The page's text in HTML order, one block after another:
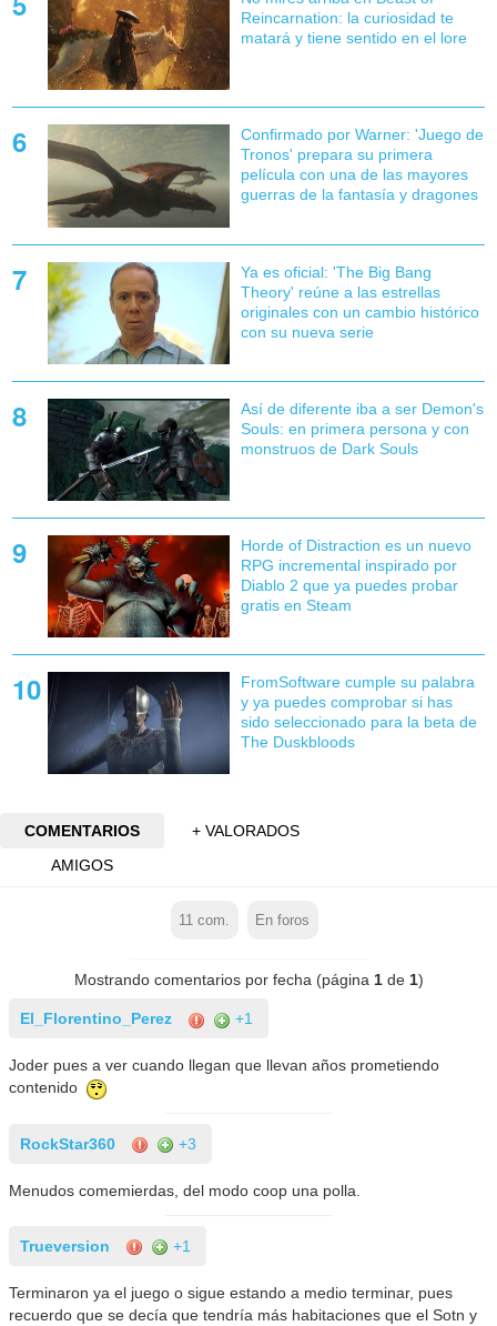
Reincarnation: la curiosidad te
matará y tiene sentido en el lore
Confirmado por Warner: 'Juego de
Tronos' prepara su primera
película con una de las mayores
guerras de la fantasía y dragones
Ya es oficial: 'The Big Bang
Theory' reúne a las estrellas
originales con un cambio histórico
con su nueva serie
Así de diferente iba a ser Demon's
Souls: en primera persona y con
monstruos de Dark Souls
Horde of Distraction es un nuevo
RPG incremental inspirado por
Diablo 2 que ya puedes probar
gratis en Steam
FromSoftware cumple su palabra
y ya puedes comprobar si has
sido seleccionado para la beta de
The Duskbloods
COMENTARIOS
+ VALORADOS
AMIGOS
11 com. En foros
Mostrando comentarios por fecha (página 1de 1)
El_Florentino_Perez +1
Joder pues a ver cuando llegan que llevan años prometiendo
contenido
RockStar360 +3
Menudos comemierdas, del modo coop una polla.
Trueversion +1
Terminaron ya el juego o sigue estando a medio terminar, pues
recuerdo que se decía que tendría más habitaciones que el Sotn y